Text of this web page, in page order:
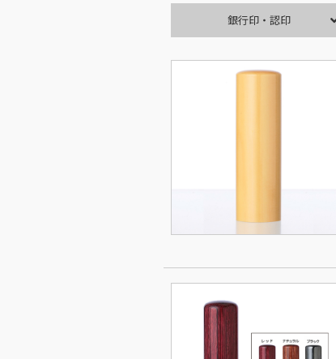
銀行印・認印